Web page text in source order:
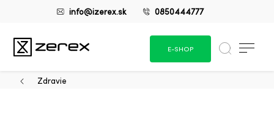
info@izerex.sk 0850444777
E-SHOP
Zdravie